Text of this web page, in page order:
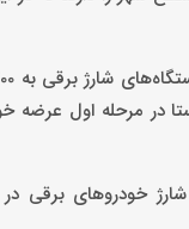
مرحله اول عرضه
حمل‌و‌نقل و ترافیک شهرداری تهران،